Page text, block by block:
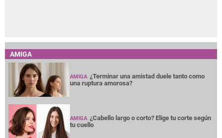
AMIGA
AMIGA ¿Terminar una amistad duele tanto como
una ruptura amorosa?
AMIGA ¿Cabello largo o corto? Elige tu corte según
tu cuello